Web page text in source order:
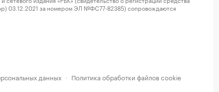
03.12.2021 за номером ЭЛ №ФС77-82385) сопровождаются
данных · Политика обработки файлов cookie